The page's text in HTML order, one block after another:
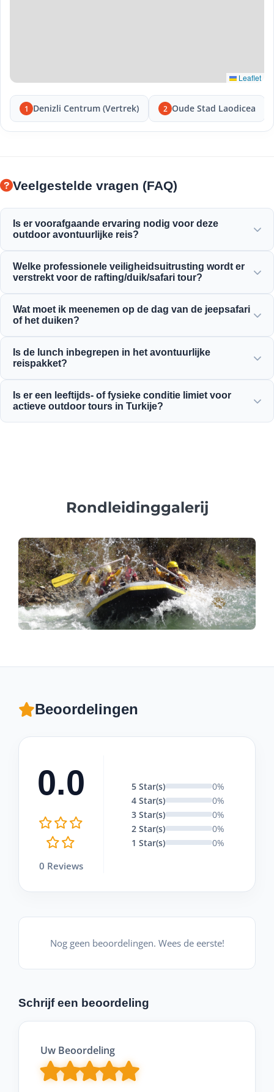
Leaflet
1 Denizli Centrum (Vertrek) 2 Oude Stad Laodicea
Veelgestelde vragen (FAQ)
Is er voorafgaande ervaring nodig voor deze
outdoor avontuurlijke reis?
geven je volledige instructies en begeleiden je tijdens het
raften, duiken of safari activiteiten.
Welke professionele veiligheidsuitrusting wordt er
verstrekt voor de rafting/duik/safari tour?
waaronder hoogwaardige reddingsvesten, helmen,
Wat moet ik meenemen op de dag van de jeepsafari
of het duiken?
schoenen of sandalen, zonnebrandcrème, een zonnebril
en reservekleding mee.
Is de lunch inbegrepen in het avontuurlijke
reispakket?
raftingtochten en jeepsafari's is een heerlijke lokale lunch
Is er een leeftijds- of fysieke conditie limiet voor
actieve outdoor tours in Turkije?
Rondleidinggalerij
Beoordelingen
0.0
0 Reviews
5 Star(s)
0%
4 Star(s)
0%
3 Star(s)
0%
2 Star(s)
0%
1 Star(s)
0%
Nog geen beoordelingen. Wees de eerste!
Schrijf een beoordeling
Uw Beoordeling